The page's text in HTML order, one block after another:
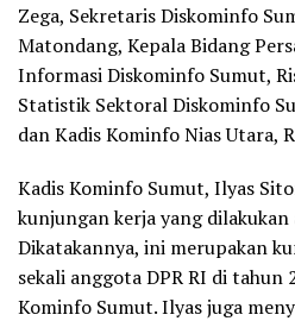
Zega, Sekretaris Diskominfo
Matondang, Kepala Bidang
Informasi Diskominfo Sumut,
Statistik Sektoral Diskominfo
dan Kadis Kominfo Nias Utara,
Kadis Kominfo Sumut, Ilyas
kunjungan kerja yang dilakukan
Dikatakannya, ini merupakan
sekali anggota DPR RI di tahun
Kominfo Sumut. Ilyas juga